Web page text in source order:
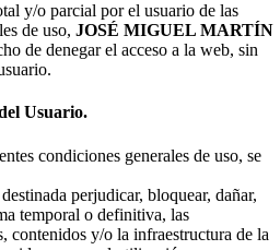
y/o parcial por el usuario de las
de uso, JOSÉ MIGUEL MARTÍN
de denegar el acceso a la web, sin
Usuario.
condiciones generales de uso, se
perjudicar, bloquear, dañar,
temporal o definitiva, las
contenidos y/o la infraestructura de la